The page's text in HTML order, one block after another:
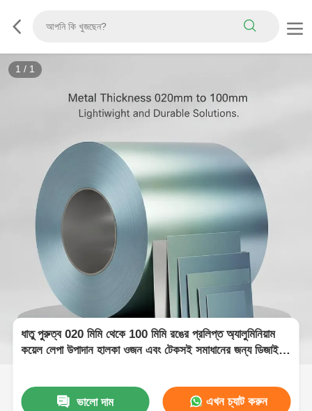
1 / 1
ধাতু পুরুত্ব 020 মিমি থেকে 100 মিমি রঙের প্রলিপ্ত অ্যালুমিনিয়াম
কয়েল লেপা উপাদান হালকা ওজন এবং টেকসই সমাধানের জন্য ডিজাইন
ভালো দাম এখন চ্যাট করুন